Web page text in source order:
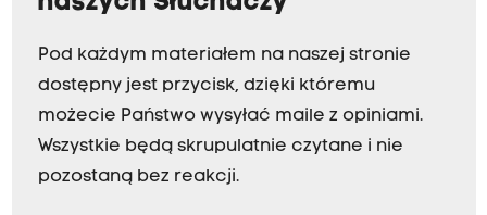
Pod każdym materiałem na naszej stronie
dostępny jest przycisk, dzięki któremu
możecie Państwo wysyłać maile z opiniami.
Wszystkie będą skrupulatnie czytane i nie
pozostaną bez reakcji.